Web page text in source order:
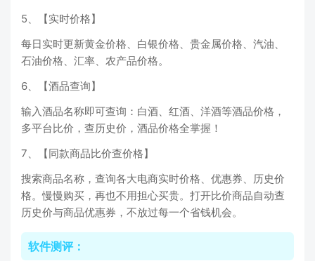
5、【实时价格】
每日实时更新黄金价格、白银价格、贵金属价格、汽油、
石油价格、汇率、农产品价格。
6、【酒品查询】
输入酒品名称即可查询：白酒、红酒、洋酒等酒品价格，
多平台比价，查历史价，酒品价格全掌握！
7、【同款商品比价查价格】
搜索商品名称，查询各大电商实时价格、优惠券、历史价
格。慢慢购买，再也不用担心买贵。打开比价商品自动查
历史价与商品优惠券，不放过每一个省钱机会。
软件测评：